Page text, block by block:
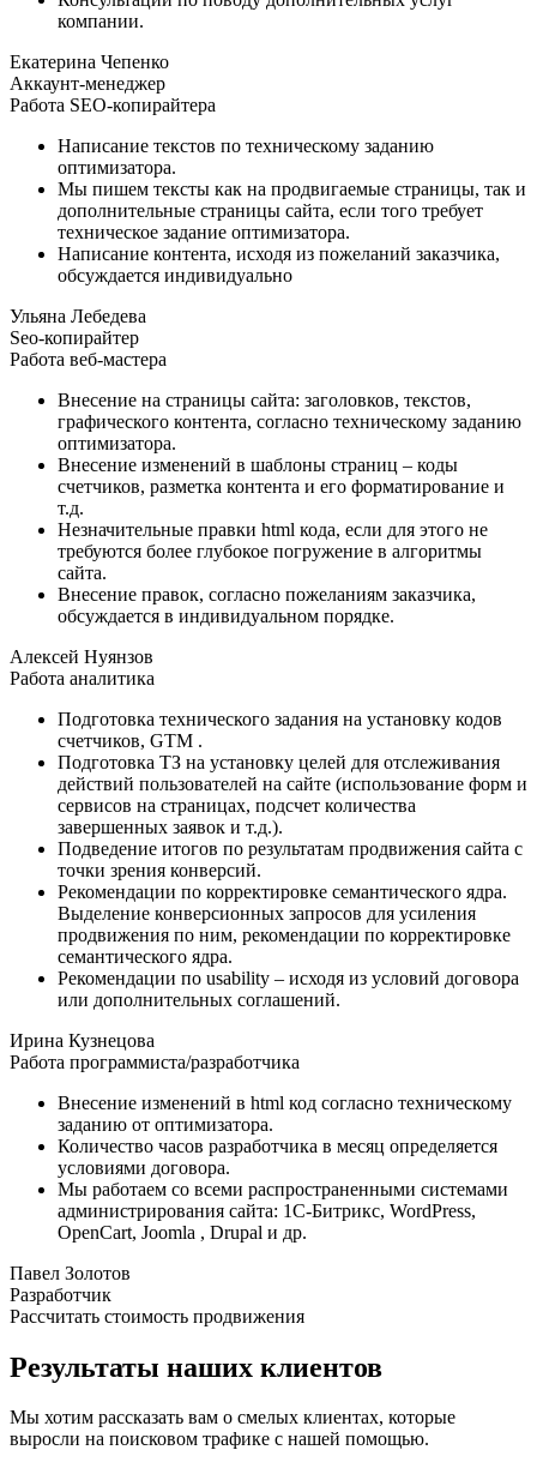
компании.
Екатерина Чепенко
Аккаунт-менеджер
Работа SEO-копирайтера
Написание текстов по техническому заданию
оптимизатора.
Мы пишем тексты как на продвигаемые страницы, так и
дополнительные страницы сайта, если того требует
техническое задание оптимизатора.
Написание контента, исходя из пожеланий заказчика,
обсуждается индивидуально
Ульяна Лебедева
Seo-копирайтер
Работа веб-мастера
Внесение на страницы сайта: заголовков, текстов,
графического контента, согласно техническому заданию
оптимизатора.
Внесение изменений в шаблоны страниц – коды
счетчиков, разметка контента и его форматирование и
т.д.
Незначительные правки html кода, если для этого не
требуются более глубокое погружение в алгоритмы
сайта.
Внесение правок, согласно пожеланиям заказчика,
обсуждается в индивидуальном порядке.
Алексей Нуянзов
Работа аналитика
Подготовка технического задания на установку кодов
счетчиков, GTM .
Подготовка ТЗ на установку целей для отслеживания
действий пользователей на сайте (использование форм и
сервисов на страницах, подсчет количества
завершенных заявок и т.д.).
Подведение итогов по результатам продвижения сайта с
точки зрения конверсий.
Рекомендации по корректировке семантического ядра.
Выделение конверсионных запросов для усиления
продвижения по ним, рекомендации по корректировке
семантического ядра.
Рекомендации по usability – исходя из условий договора
или дополнительных соглашений.
Ирина Кузнецова
Работа программиста/разработчика
Внесение изменений в html код согласно техническому
заданию от оптимизатора.
Количество часов разработчика в месяц определяется
условиями договора.
Мы работаем со всеми распространенными системами
администрирования сайта: 1С-Битрикс, WordPress,
OpenCart, Joomla , Drupal и др.
Павел Золотов
Разработчик
Рассчитать стоимость продвижения
Результаты наших клиентов
Мы хотим рассказать вам о смелых клиентах, которые
выросли на поисковом трафике с нашей помощью.